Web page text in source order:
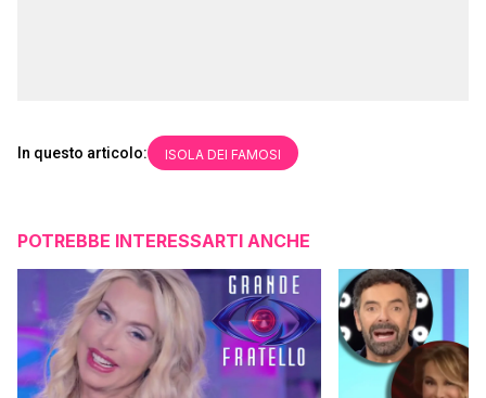
In questo articolo: ISOLA DEI FAMOSI
POTREBBE INTERESSARTI ANCHE